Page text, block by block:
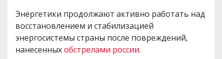
Энергетики продолжают активно работать над
восстановлением и стабилизацией
энергосистемы страны после повреждений,
нанесенныхобстрелами россии.